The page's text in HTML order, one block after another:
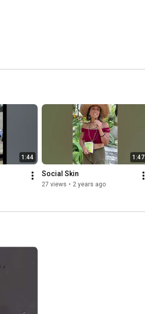
1:44 1:47
Social Skin
27 views • 2 years ago